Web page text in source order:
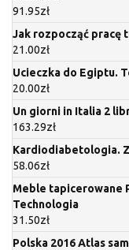
91.95zł
Jak rozpocząć pracę
21.00zł
Ucieczka do Egiptu.
20.00zł
Un giorni in Italia 2
163.29zł
Kardiodiabetologia.
58.06zł
Meble tapicerowane
Technologia
31.50zł
Polska 2016 Atlas